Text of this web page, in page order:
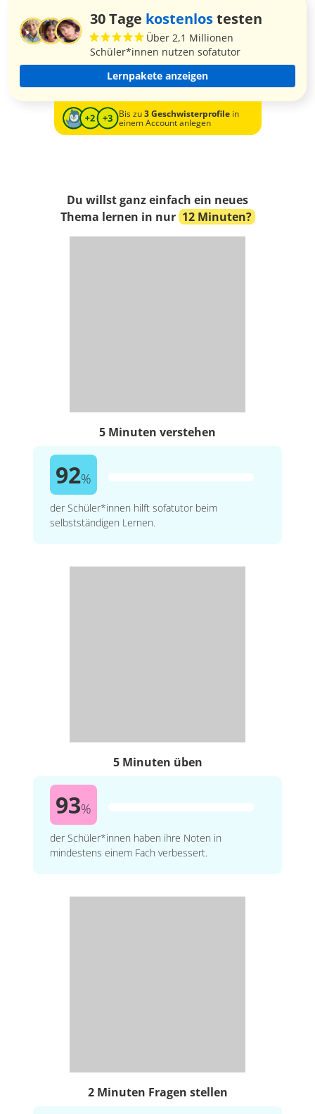
30 Tage kostenlostesten
Über 2,1 Millionen
Schüler*innen nutzen sofatutor
Lernpakete anzeigen
Bis zu3 Geschwisterprofilein
einem Account anlegen
Du willst ganz einfach ein neues
Thema lernen in nur 12 Minuten?
5 Minuten verstehen
92%
der Schüler*innen hilft sofatutor beim
selbstständigen Lernen.
5 Minuten üben
93%
der Schüler*innen haben ihre Noten in
mindestens einem Fach verbessert.
2 Minuten Fragen stellen